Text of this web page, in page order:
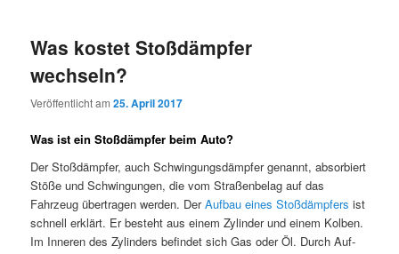
Was kostet Stoßdämpfer
wechseln?
Veröffentlicht am25. April 2017
Was ist ein Stoßdämpfer beim Auto?
Der Stoßdämpfer, auch Schwingungsdämpfer genannt, absorbiert
Stöße und Schwingungen, die vom Straßenbelag auf das
Fahrzeug übertragen werden. DerAufbau eines Stoßdämpfers ist
schnell erklärt. Er besteht aus einem Zylinder und einem Kolben.
Im Inneren des Zylinders befindet sich Gas oder Öl. Durch Auf-